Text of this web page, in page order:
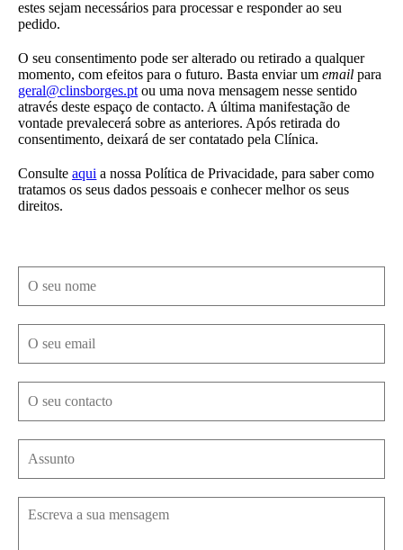
estes sejam necessários para processar e responder ao seu
pedido.
O seu consentimento pode ser alterado ou retirado a qualquer
momento, com efeitos para o futuro. Basta enviar umemail para
geral@clinsborges.pt ou uma nova mensagem nesse sentido
através deste espaço de contacto. A última manifestação de
vontade prevalecerá sobre as anteriores. Após retirada do
consentimento, deixará de ser contatado pela Clínica.
Consulteaqui a nossa Política de Privacidade, para saber como
tratamos os seus dados pessoais e conhecer melhor os seus
direitos.